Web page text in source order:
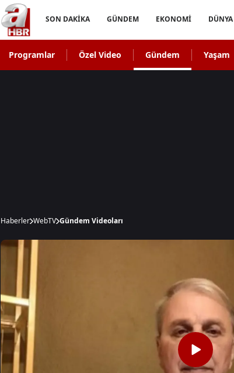
SON DAKİKA GÜNDEM EKONOMİ DÜNYA
Programlar Özel Video Gündem Yaşam
Haberler WebTV Gündem Videoları